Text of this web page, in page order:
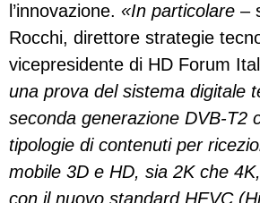
l’innovazione. «In particolare –
Rocchi, direttore strategie
vicepresidente di HD Forum
una prova del sistema digitale
seconda generazione DVB-T2
tipologie di contenuti per
mobile 3D e HD, sia 2K che
con il nuovo standard HEVC